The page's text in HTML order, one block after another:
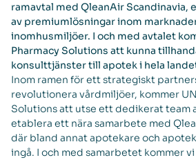
ramavtal med QleanAir Scandinavia,
av premiumlösningar inom
inomhusmiljöer. I och med avtalet
Pharmacy Solutions att kunna
konsulttjänster till apotek i hela
Inom ramen för ett strategiskt
revolutionera vårdmiljöer, kommer
Solutions att utse ett dedikerat team
etablera ett nära samarbete med
där bland annat apotekare och
ingå. I och med samarbetet kommer